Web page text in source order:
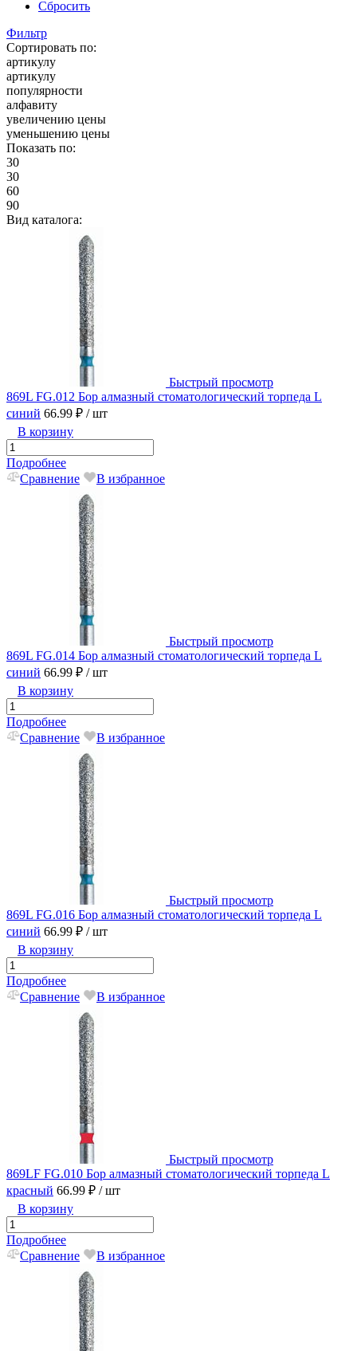
Сбросить
Фильтр
Сортировать по:
артикулу
артикулу
популярности
алфавиту
увеличению цены
уменьшению цены
Показать по:
30
30
60
90
Вид каталога:
Быстрый просмотр
869L FG.012 Бор алмазный стоматологический торпеда L
синий 66.99 ₽ / шт
В корзину
Подробнее
Сравнение
В избранное
Быстрый просмотр
869L FG.014 Бор алмазный стоматологический торпеда L
синий 66.99 ₽ / шт
В корзину
Подробнее
Сравнение
В избранное
Быстрый просмотр
869L FG.016 Бор алмазный стоматологический торпеда L
синий 66.99 ₽ / шт
В корзину
Подробнее
Сравнение
В избранное
Быстрый просмотр
869LF FG.010 Бор алмазный стоматологический торпеда L
красный 66.99 ₽ / шт
В корзину
Подробнее
Сравнение
В избранное